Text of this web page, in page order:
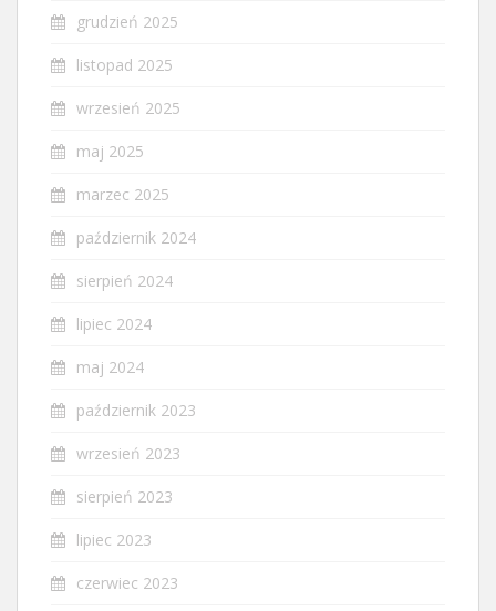
grudzień 2025
listopad 2025
wrzesień 2025
maj 2025
marzec 2025
październik 2024
sierpień 2024
lipiec 2024
maj 2024
październik 2023
wrzesień 2023
sierpień 2023
lipiec 2023
czerwiec 2023